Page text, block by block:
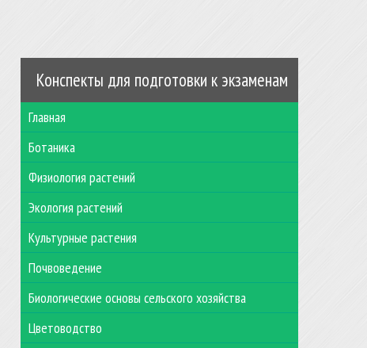
Конспекты для подготовки к экзаменам
Главная
Ботаника
Физиология растений
Экология растений
Культурные растения
Почвоведение
Биологические основы сельского хозяйства
Цветоводство